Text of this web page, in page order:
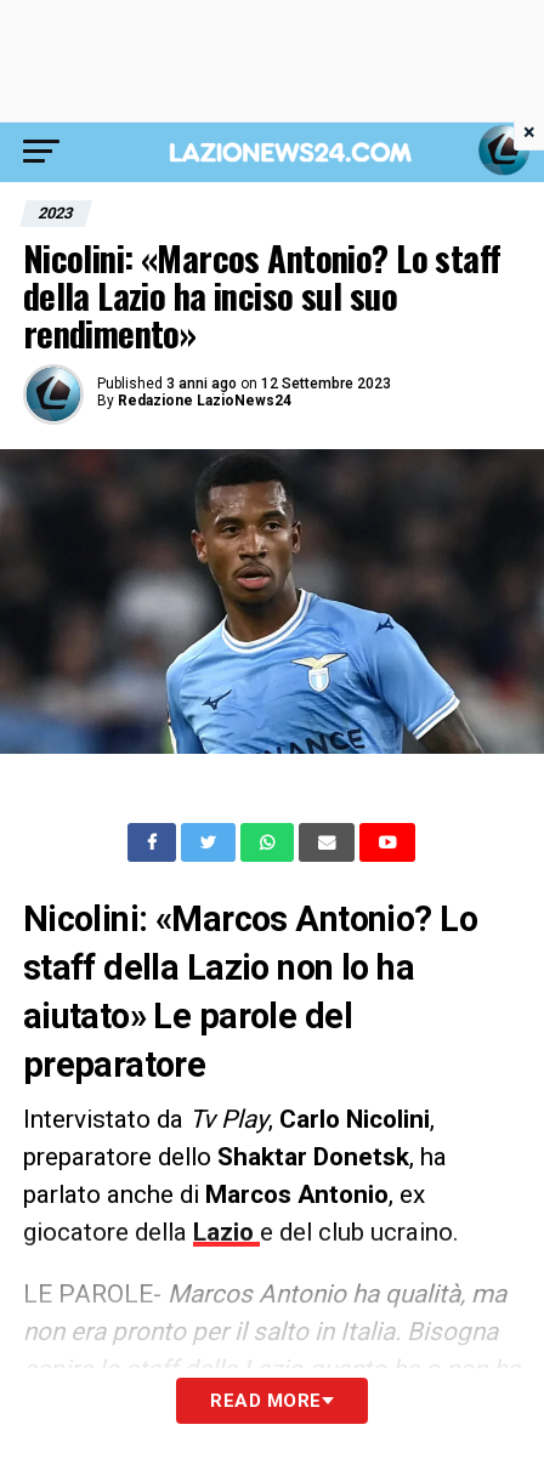
2023
Nicolini: «Marcos Antonio? Lo staff
della Lazio ha inciso sul suo
rendimento»
Published 3 anni ago on 12 Settembre 2023
By Redazione LazioNews24
Nicolini: «Marcos Antonio? Lo
staff della Lazio non lo ha
aiutato» Le parole del
preparatore
Intervistato da Tv Play, Carlo Nicolini,
preparatore dello Shaktar Donetsk, ha
parlato anche di Marcos Antonio, ex
giocatore della Lazio e del club ucraino.
LE PAROLE- Marcos Antonio ha qualità, ma
non era pronto per il salto in Italia. Bisogna
capire lo staff della Lazio quanto ha o non ha
inciso nel metterlo nelle condizioni di essere
READ MORE
×